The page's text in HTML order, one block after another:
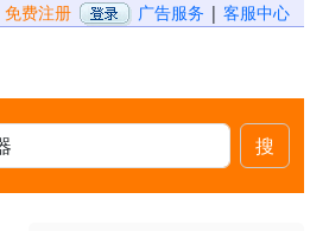
免费注册 广告服务 | 客服中心
搜